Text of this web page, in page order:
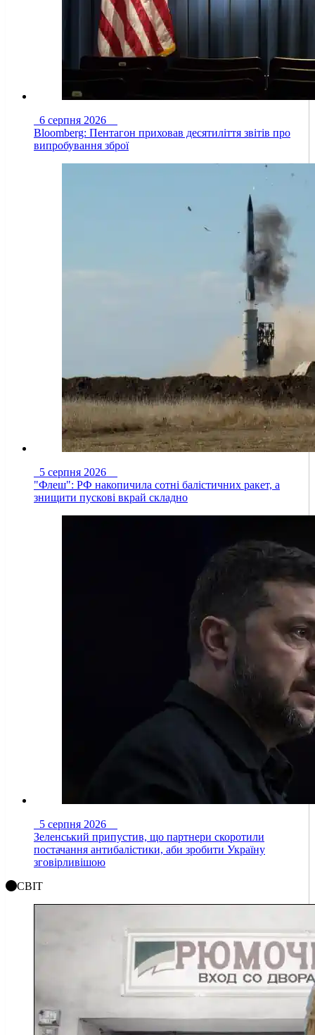
6 серпня 2026
Bloomberg: Пентагон приховав десятиліття звітів про
випробування зброї
5 серпня 2026
"Флеш": РФ накопичила сотні балістичних ракет, а
знищити пускові вкрай складно
5 серпня 2026
Зеленський припустив, що партнери скоротили
постачання антибалістики, аби зробити Україну
зговірливішою
СВІТ